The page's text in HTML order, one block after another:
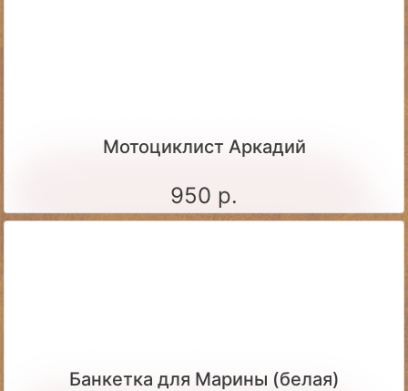
Мотоциклист Аркадий
950 р.
Банкетка для Марины (белая)